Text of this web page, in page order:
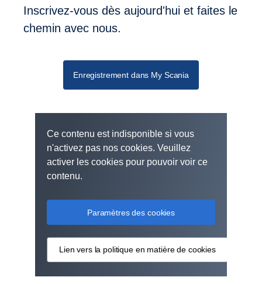
Inscrivez-vous dès aujourd'hui et faites le
chemin avec nous.
Enregistrement dans My Scania
Ce contenu est indisponible si vous
n'activez pas nos cookies. Veuillez
activer les cookies pour pouvoir voir ce
contenu.
Paramètres des cookies
Lien vers la politique en matière de cookies